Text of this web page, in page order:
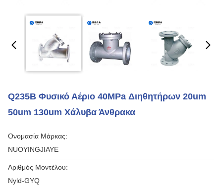
Q235B Φυσικό Αέριο 40MPa Διηθητήρων 20um
50um 130um Χάλυβα Άνθρακα
Ονομασία Μάρκας:
NUOYINGJIAYE
Αριθμός Μοντέλου:
Nyld-GYQ